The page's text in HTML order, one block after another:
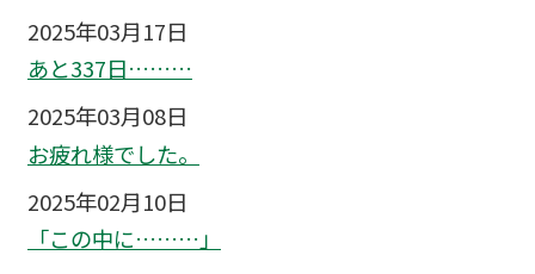
2025年03月17日
あと337日………
2025年03月08日
お疲れ様でした。
2025年02月10日
「この中に………」